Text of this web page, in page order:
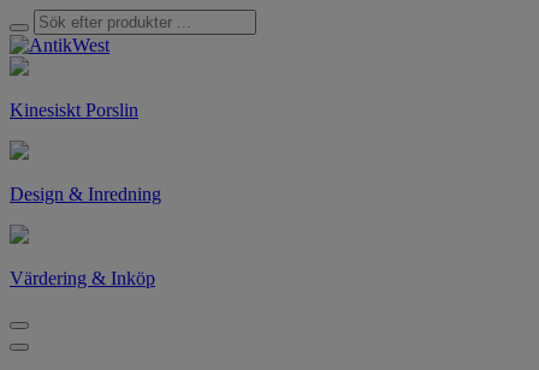
Kinesiskt Porslin
Design & Inredning
Värdering & Inköp